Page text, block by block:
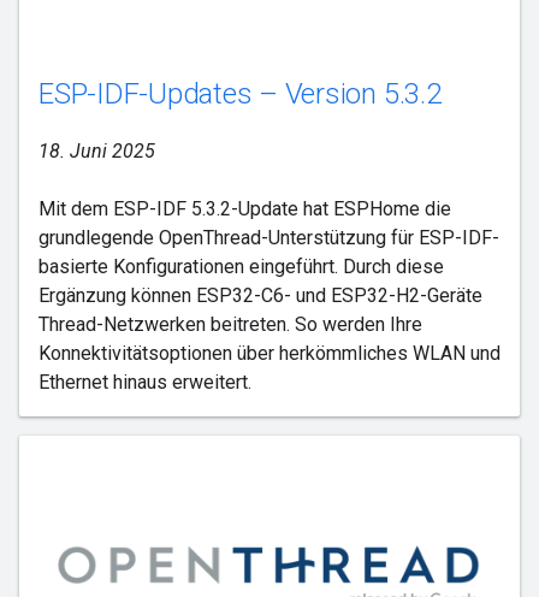
ESP-IDF-Updates – Version 5.3.2
18. Juni 2025
Mit dem ESP-IDF 5.3.2-Update hat ESPHome die
grundlegende OpenThread-Unterstützung für ESP-IDF-
basierte Konfigurationen eingeführt. Durch diese
Ergänzung können ESP32-C6- und ESP32-H2-Geräte
Thread-Netzwerken beitreten. So werden Ihre
Konnektivitätsoptionen über herkömmliches WLAN und
Ethernet hinaus erweitert.